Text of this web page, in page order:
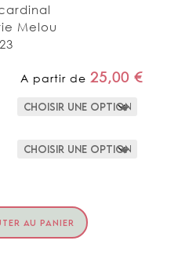
Melou
A partir de25,00€
AU PANIER